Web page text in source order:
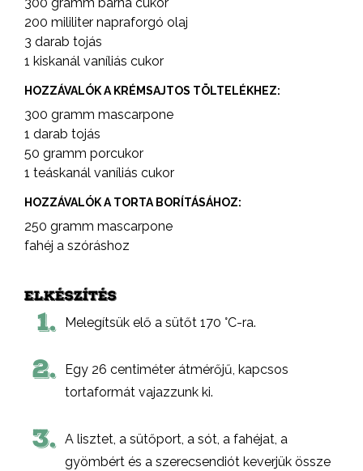
300 gramm barna cukor
200 mililiter napraforgó olaj
3 darab tojás
1 kiskanál vaníliás cukor
HOZZÁVALÓK A KRÉMSAJTOS TÖLTELÉKHEZ:
300 gramm mascarpone
1 darab tojás
50 gramm porcukor
1 teáskanál vaníliás cukor
HOZZÁVALÓK A TORTA BORÍTÁSÁHOZ:
250 gramm mascarpone
fahéj a szóráshoz
ELKÉSZÍTÉS
1. Melegítsük elő a sütőt 170 °C-ra.
2.
Egy 26 centiméter átmérőjű, kapcsos
tortaformát vajazzunk ki.
3. A lisztet, a sütőport, a sót, a fahéjat, a
gyömbért és a szerecsendiót keverjük össze